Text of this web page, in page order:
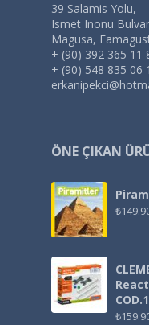
39 Salamis Yolu,
Ismet Inonu
Magusa,
+ (90) 392 365 11
+ (90) 548 835 06
ÖNE ÇIKAN
₺
₺